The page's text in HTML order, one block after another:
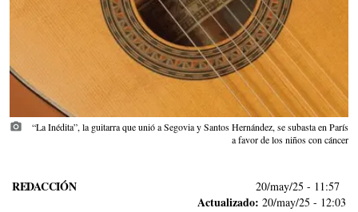
photo_camera
“La Inédita”, la guitarra que unió a Segovia y Santos Hernández, se subasta en París
a favor de los niños con cáncer
REDACCIÓN 20/may/25 - 11:57
Actualizado: 20/may/25 - 12:03